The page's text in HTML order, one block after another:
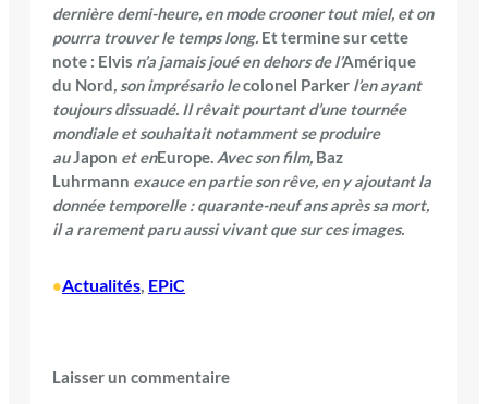
dernière demi-heure, en mode crooner tout miel, et on
pourra trouver le temps long. Et termine sur cette
note : Elvis n’a jamais joué en dehors de l’Amérique
du Nord, son imprésario lecolonel Parker l’en ayant
toujours dissuadé. Il rêvait pourtant d’une tournée
mondiale et souhaitait notamment se produire
auJapon et enEurope. Avec son film, Baz
Luhrmann exauce en partie son rêve, en y ajoutant la
donnée temporelle : quarante-neuf ans après sa mort,
il a rarement paru aussi vivant que sur ces images.
•Actualités, EPiC
Laisser un commentaire